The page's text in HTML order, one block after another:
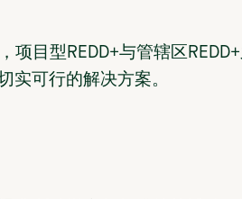
项目型REDD+与管辖区
实可行的解决方案。